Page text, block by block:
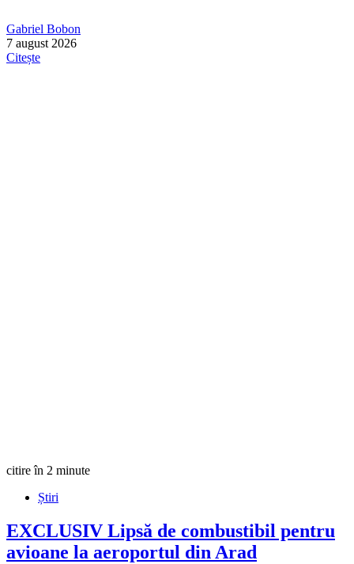
Gabriel Bobon
7 august 2026
Citește
citire în 2 minute
Știri
EXCLUSIV Lipsă de combustibil pentru
avioane la aeroportul din Arad